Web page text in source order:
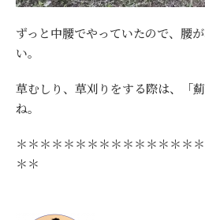
ずっと中腰でやっていたので、腰
い。
草むしり、草刈りをする際は、「
ね。
＊＊＊＊＊＊＊＊＊＊＊＊＊＊＊
＊＊